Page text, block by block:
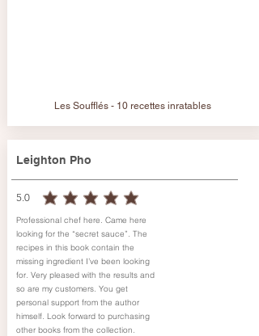
Les Soufflés - 10 recettes inratables
Leighton Pho
5.0
durchschnittliches Rating ist 5 von 5
Professional chef here. Came here
looking for the “secret sauce”. The
recipes in this book contain the
missing ingredient I’ve been looking
for. Very pleased with the results and
so are my customers. You get
personal support from the author
himself. Look forward to purchasing
other books from the collection.